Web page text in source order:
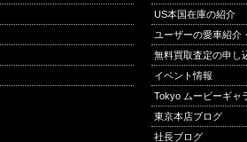
US本国在庫の紹介
ユーザーの愛車紹介
無料買取査定の申し
イベント情報
Tokyo ムービーギャ
東京本店ブログ
社長ブログ